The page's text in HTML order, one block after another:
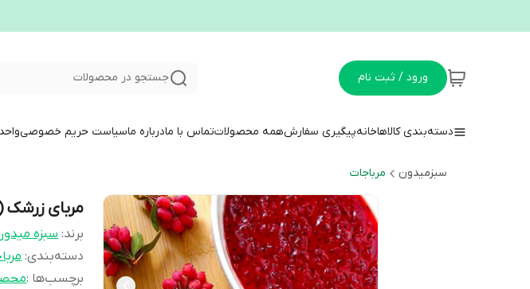
ورود / ثبت نام جستجو در محصولات
دسته‌بندی کالاهاخانهپیگیری سفارشهمه محصولاتتماس با مادرباره ماسیاست حریم خصوصی
سبزمیدون مرباجات
مربای زرشک (1.5کیلویی)خانگی
برند: سبزه
دسته‌بندی:
برچسب‌ها :